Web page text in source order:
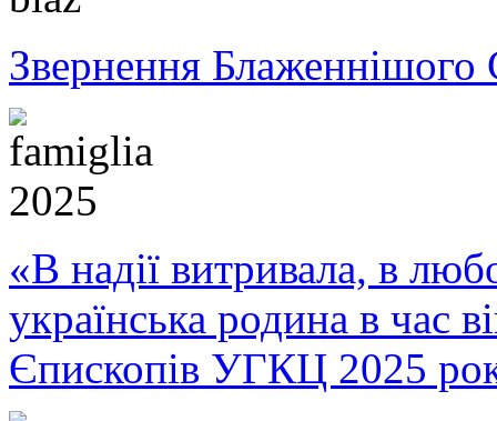
Звернення Блаженнішого
«В надії витривала, в
українська родина в час
Єпископів УГКЦ 2025